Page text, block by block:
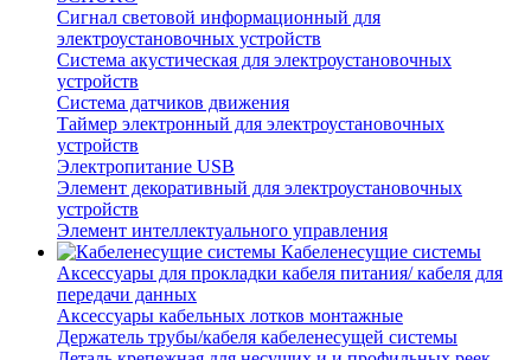
Сигнал световой информационный для
электроустановочных устройств
Система акустическая для электроустановочных
устройств
Система датчиков движения
Таймер электронный для электроустановочных
устройств
Электропитание USB
Элемент декоративный для электроустановочных
устройств
Элемент интеллектуального управления
Кабеленесущие системы
Аксессуары для прокладки кабеля питания/ кабеля для
передачи данных
Аксессуары кабельных лотков монтажные
Держатель трубы/кабеля кабеленесущей системы